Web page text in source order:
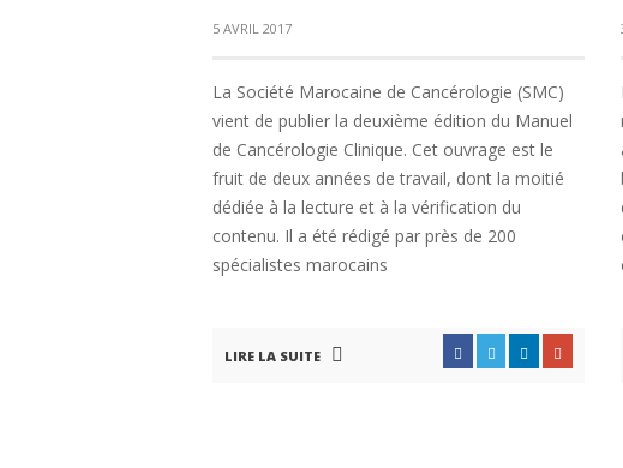
5 AVRIL 2017
La Société Marocaine de Cancérologie (SMC)
vient de publier la deuxième édition du Manuel
de Cancérologie Clinique. Cet ouvrage est le
fruit de deux années de travail, dont la moitié
dédiée à la lecture et à la vérification du
contenu. Il a été rédigé par près de 200
spécialistes marocains
LIRE LA SUITE